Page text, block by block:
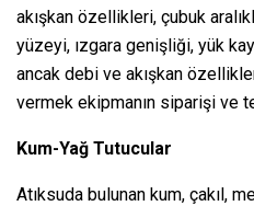
akışkan özellikleri, çubuk
yüzeyi, ızgara genişliği, yük
ancak debi ve akışkan
vermek ekipmanın siparişi ve
Kum-Yağ Tutucular
Atıksuda bulunan kum, çakıl,